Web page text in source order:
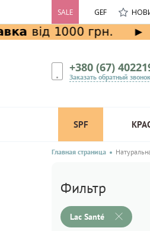
SALE GEF
+380 (67)
Заказать обратный звонок
SPF
Главная страница
Фильтр
Lac Santé